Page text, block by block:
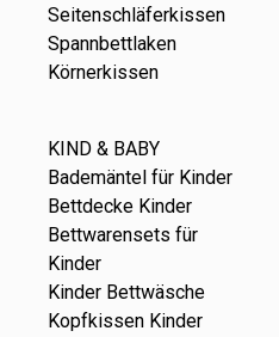
Seitenschläferkissen
Spannbettlaken
Körnerkissen
KIND & BABY
Bademäntel für Kinder
Bettdecke Kinder
Bettwarensets für
Kinder
Kinder Bettwäsche
Kopfkissen Kinder